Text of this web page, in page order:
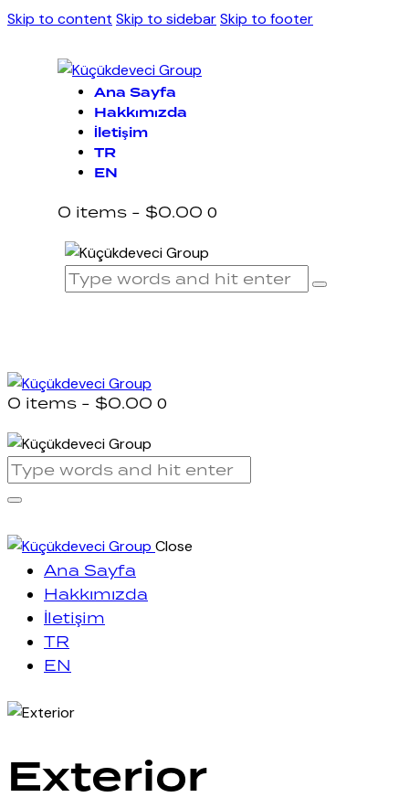
Skip to content Skip to sidebarSkip to footer
Ana Sayfa
Hakkımızda
İletişim
TR
EN
0 items - $0.00 0
0 items - $0.00 0
Close
Ana Sayfa
Hakkımızda
İletişim
TR
EN
Exterior